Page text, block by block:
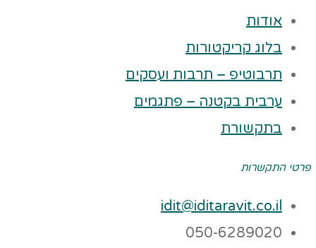
אודות
בלוג קריקטורות
תרבוטיפ – תרבות ועסקים
ערבית בקטנה – פתגמים
בתקשורת
פרטי התקשרות
idit@iditaravit.co.il
050-6289020